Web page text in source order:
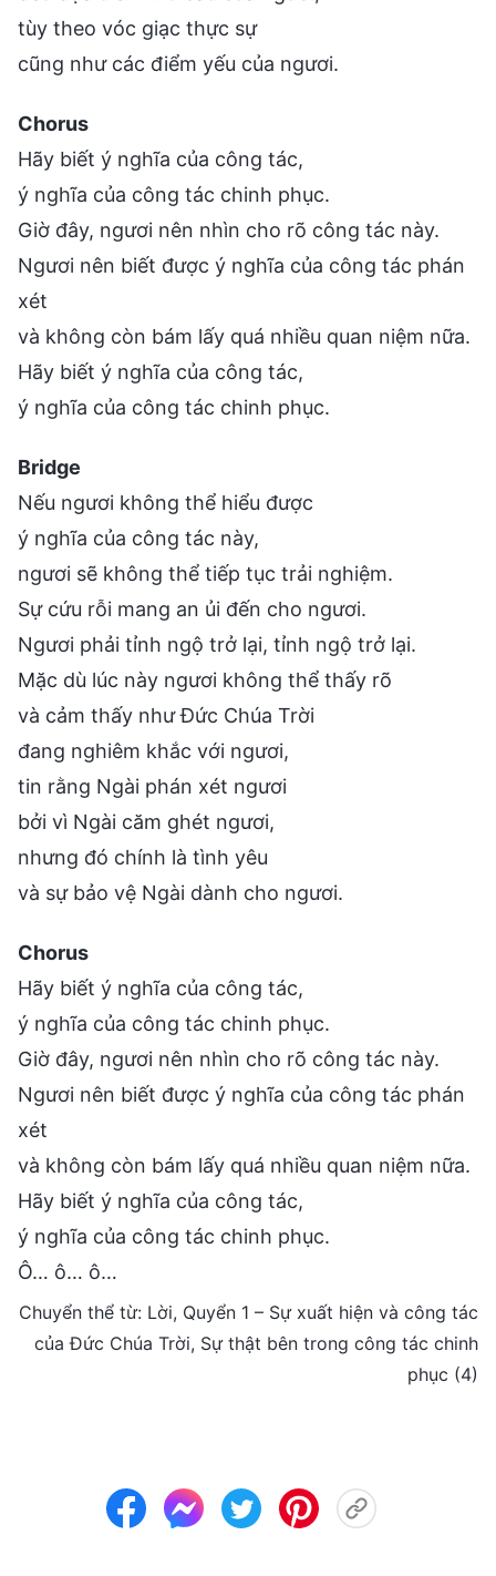
tùy theo vóc giạc thực sự
cũng như các điểm yếu của ngươi.
Chorus
Hãy biết ý nghĩa của công tác,
ý nghĩa của công tác chinh phục.
Giờ đây, ngươi nên nhìn cho rõ công tác này.
Ngươi nên biết được ý nghĩa của công tác phán
xét
và không còn bám lấy quá nhiều quan niệm nữa.
Hãy biết ý nghĩa của công tác,
ý nghĩa của công tác chinh phục.
Bridge
Nếu ngươi không thể hiểu được
ý nghĩa của công tác này,
ngươi sẽ không thể tiếp tục trải nghiệm.
Sự cứu rỗi mang an ủi đến cho ngươi.
Ngươi phải tỉnh ngộ trở lại, tỉnh ngộ trở lại.
Mặc dù lúc này ngươi không thể thấy rõ
và cảm thấy như Đức Chúa Trời
đang nghiêm khắc với ngươi,
tin rằng Ngài phán xét ngươi
bởi vì Ngài căm ghét ngươi,
nhưng đó chính là tình yêu
và sự bảo vệ Ngài dành cho ngươi.
Chorus
Hãy biết ý nghĩa của công tác,
ý nghĩa của công tác chinh phục.
Giờ đây, ngươi nên nhìn cho rõ công tác này.
Ngươi nên biết được ý nghĩa của công tác phán
xét
và không còn bám lấy quá nhiều quan niệm nữa.
Hãy biết ý nghĩa của công tác,
ý nghĩa của công tác chinh phục.
Ô… ô… ô…
Chuyển thể từ: Lời, Quyển 1 – Sự xuất hiện và công tác
của Đức Chúa Trời, Sự thật bên trong công tác chinh
phục (4)